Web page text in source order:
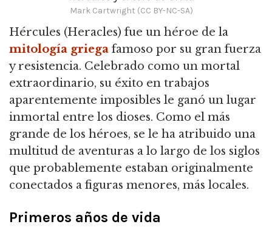
Mark Cartwright (CC BY-NC-SA)
Hércules (Heracles) fue un héroe de la
mitología griega famoso por su gran fuerza
y resistencia. Celebrado como un mortal
extraordinario, su éxito en trabajos
aparentemente imposibles le ganó un lugar
inmortal entre los dioses. Como el más
grande de los héroes, se le ha atribuido una
multitud de aventuras a lo largo de los siglos
que probablemente estaban originalmente
conectados a figuras menores, más locales.
Primeros años de vida